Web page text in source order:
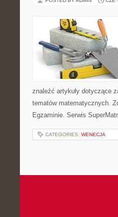
znaleźć artykuły dotyczące
tematów matematycznych.
Egzaminie. Serwis
CATEGORIES: WENECJA